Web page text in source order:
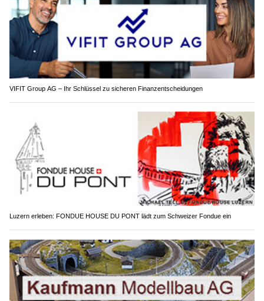
VIFIT Group AG – Ihr Schlüssel zu sicheren Finanzentscheidungen
Luzern erleben: FONDUE HOUSE DU PONT lädt zum Schweizer Fondue ein